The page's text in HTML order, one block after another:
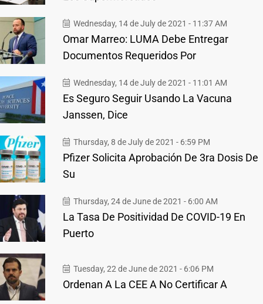
Wednesday, 14 de July de 2021 - 11:37 AM
Omar Marreo: LUMA Debe Entregar
Documentos Requeridos Por
Wednesday, 14 de July de 2021 - 11:01 AM
Es Seguro Seguir Usando La Vacuna
Janssen, Dice
Thursday, 8 de July de 2021 - 6:59 PM
Pfizer Solicita Aprobación De 3ra Dosis De
Su
Thursday, 24 de June de 2021 - 6:00 AM
La Tasa De Positividad De COVID-19 En
Puerto
Tuesday, 22 de June de 2021 - 6:06 PM
Ordenan A La CEE A No Certificar A